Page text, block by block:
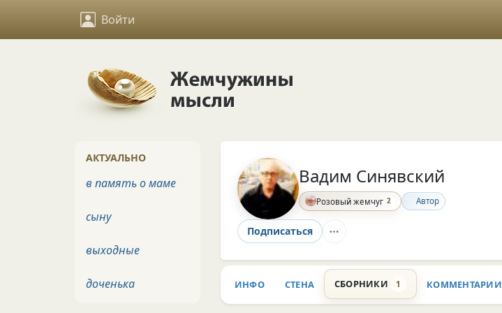
Войти
Вадим Синявский
Розовый жемчуг 2 Автор
Подписаться
ИНФО СТЕНА СБОРНИКИ 1 КОММЕНТАРИИ
АКТУАЛЬНО
в память о маме
сыну
выходные
доченька